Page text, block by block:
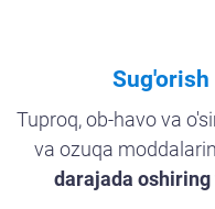
Tuproq, ob-havo va
va ozuqa
darajada